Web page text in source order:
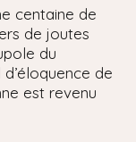
centaine de
de joutes
du
de
est revenu